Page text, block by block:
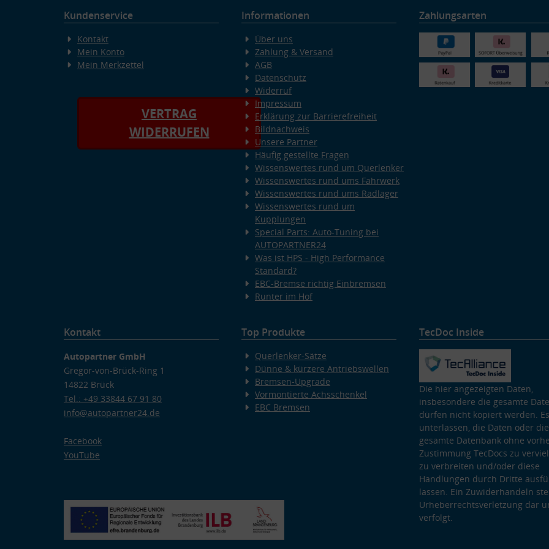
Kundenservice
Kontakt
Mein Konto
Mein Merkzettel
VERTRAG
WIDERRUFEN
Informationen
Über uns
Zahlung & Versand
AGB
Datenschutz
Widerruf
Impressum
Erklärung zur Barrierefreiheit
Bildnachweis
Unsere Partner
Häufig gestellte Fragen
Wissenswertes rund um Querlenker
Wissenswertes rund ums Fahrwerk
Wissenswertes rund ums Radlager
Wissenswertes rund um
Kupplungen
Special Parts: Auto-Tuning bei
AUTOPARTNER24
Was ist HPS - High Performance
Standard?
EBC-Bremse richtig Einbremsen
Runter im Hof
Zahlungsarten
Kontakt
Autopartner GmbH
Gregor-von-Brück-Ring 1
14822 Brück
Tel.: +49 33844 67 91 80
info@autopartner24.de
Facebook
YouTube
Top Produkte
Querlenker-Sätze
Dünne & kürzere Antriebswellen
Bremsen-Upgrade
Vormontierte Achsschenkel
EBC Bremsen
TecDoc Inside
Die hier angezeigten Daten,
insbesondere die gesamte
dürfen nicht kopiert werden.
unterlassen, die Daten oder die
gesamte Datenbank ohne
Zustimmung TecDocs zu
zu verbreiten und/oder diese
Handlungen durch Dritte
lassen. Ein Zuwiderhandeln
Urheberrechtsverletzung dar
verfolgt.